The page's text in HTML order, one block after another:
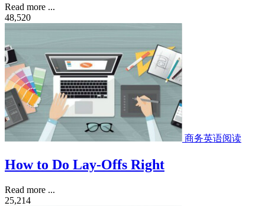
Read more ...
48,520
商务英语阅读
How to Do Lay-Offs Right
Read more ...
25,214